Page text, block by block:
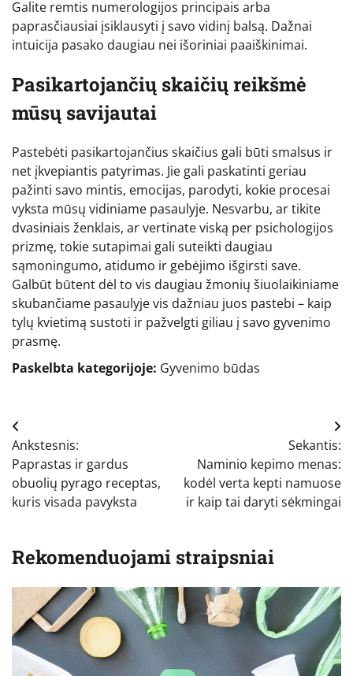
Galite remtis numerologijos principais arba
paprasčiausiai įsiklausyti į savo vidinį balsą. Dažnai
intuicija pasako daugiau nei išoriniai paaiškinimai.
Pasikartojančių skaičių reikšmė
mūsų savijautai
Pastebėti pasikartojančius skaičius gali būti smalsus ir
net įkvepiantis patyrimas. Jie gali paskatinti geriau
pažinti savo mintis, emocijas, parodyti, kokie procesai
vyksta mūsų vidiniame pasaulyje. Nesvarbu, ar tikite
dvasiniais ženklais, ar vertinate viską per psichologijos
prizmę, tokie sutapimai gali suteikti daugiau
sąmoningumo, atidumo ir gebėjimo išgirsti save.
Galbūt būtent dėl to vis daugiau žmonių šiuolaikiniame
skubančiame pasaulyje vis dažniau juos pastebi – kaip
tylų kvietimą sustoti ir pažvelgti giliau į savo gyvenimo
prasmę.
Paskelbta kategorijoje: Gyvenimo būdas
Navigacija
tarp
įrašų
Ankstesnis:
Paprastas ir gardus
obuolių pyrago receptas,
kuris visada pavyksta
Sekantis:
Naminio kepimo menas:
kodėl verta kepti namuose
ir kaip tai daryti sėkmingai
Rekomenduojami straipsniai